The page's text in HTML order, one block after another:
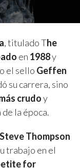
, titulado The
en 1988y
el sello Geffen
su carrera, sino
crudoy
la época.
Steve Thompson
trabajo en el
for